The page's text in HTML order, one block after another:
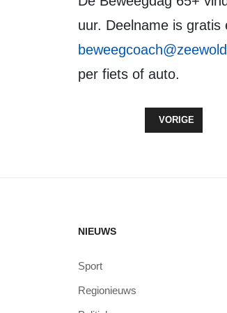
uur. Deelname is
per fiets of auto.
VORIG
VORIGE
NIEUWS
Sport
Regionieuws